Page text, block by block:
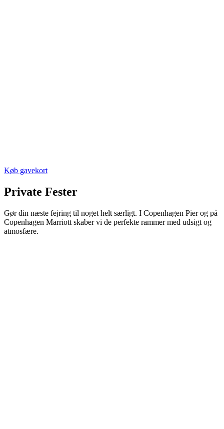
Køb gavekort
Private Fester
Gør din næste fejring til noget helt særligt. I Copenhagen Pier og på
Copenhagen Marriott skaber vi de perfekte rammer med udsigt og
atmosfære.